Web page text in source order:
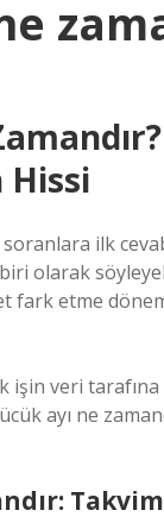
Hissi
soranlara ilk
olarak
fark etme
veri
ayı ne